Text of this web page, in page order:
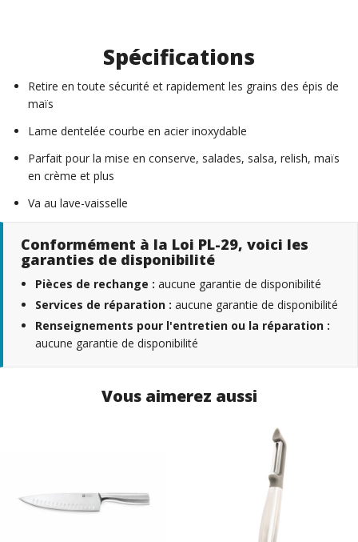
Spécifications
Retire en toute sécurité et rapidement les grains des épis de
maïs
Lame dentelée courbe en acier inoxydable
Parfait pour la mise en conserve, salades, salsa, relish, maïs
en crème et plus
Va au lave-vaisselle
Conformément à la Loi PL-29, voici les
garanties de disponibilité
Pièces de rechange : aucune garantie de disponibilité
Services de réparation : aucune garantie de disponibilité
Renseignements pour l'entretien ou la réparation :
aucune garantie de disponibilité
Vous aimerez aussi